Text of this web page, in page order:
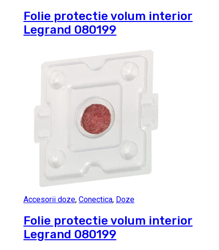
Folie protectie volum interior
Legrand 080199
Accesorii doze, Conectica, Doze
Folie protectie volum interior
Legrand 080199